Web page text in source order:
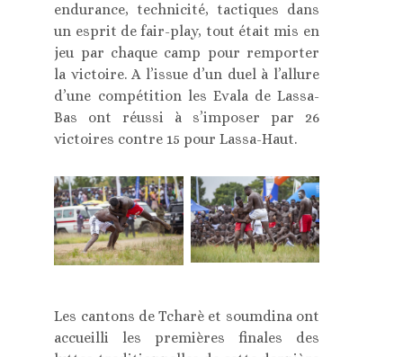
endurance, technicité, tactiques dans
un esprit de fair-play, tout était mis en
jeu par chaque camp pour remporter
la victoire. A l’issue d’un duel à l’allure
d’une compétition les Evala de Lassa-
Bas ont réussi à s’imposer par 26
victoires contre 15 pour Lassa-Haut.
Les cantons de Tcharè et soumdina ont
accueilli les premières finales des